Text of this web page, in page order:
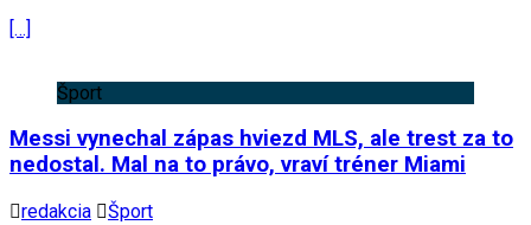
[…]
Šport
Messi vynechal zápas hviezd MLS, ale trest za to
nedostal. Mal na to právo, vraví tréner Miami
redakcia
Šport